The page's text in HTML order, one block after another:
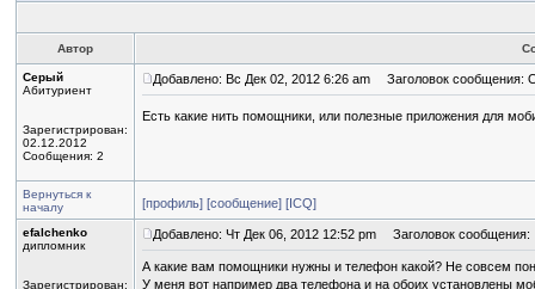
Автор
Серый
Абитуриент
Зарегистрирован:
02.12.2012
Сообщения: 2
Добавлено: Вс Дек 02, 2012 6:26 am Заголовок сообщения:
Есть какие нить помощники, или полезные приложения для
Вернуться к
началу
[профиль] [сообщение] [ICQ]
efalchenko
дипломник
Зарегистрирован:
Добавлено: Чт Дек 06, 2012 12:52 pm Заголовок сообщения:
А какие вам помощники нужны и телефон какой? Не совсем
У меня вот например два телефона и на обоих установлены